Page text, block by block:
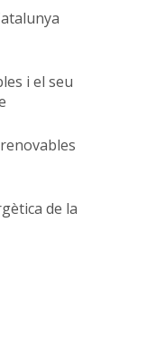
i el seu
de la